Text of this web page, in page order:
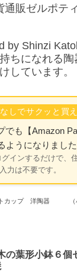
通販ゼルポテ
by Shinzi
ちになれる陶
しています。
しでサクッと買え
でも
【Amazon
ようになりまし
インするだけで、
力は不要です。
カップ 洋陶器 （小
葉形小鉢６個